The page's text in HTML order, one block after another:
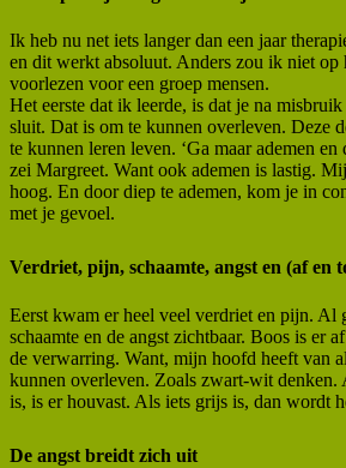
Ik heb nu net iets langer dan een jaar
en dit werkt absoluut. Anders zou ik niet op
voorlezen voor een groep mensen.
Het eerste dat ik leerde, is dat je na
sluit. Dat is om te kunnen overleven. Deze
te kunnen leren leven. ‘Ga maar ademen
zei Margreet. Want ook ademen is lastig.
hoog. En door diep te ademen, kom je in
met je gevoel.
Verdriet, pijn, schaamte, angst en (af en
Eerst kwam er heel veel verdriet en pijn. Al
schaamte en de angst zichtbaar. Boos is er
de verwarring. Want, mijn hoofd heeft van
kunnen overleven. Zoals zwart-wit denken.
is, is er houvast. Als iets grijs is, dan wordt
De angst breidt zich uit